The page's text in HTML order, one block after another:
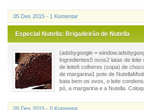
05 Des 2015 - 1 Komentar
Especial Nutella: Brigadeirão de Nutella
(adsbygoogle =
Ingredientes5 ovos2 latas de
de leite6 colheres (sopa) de
de margarina1 pote de
bata bem os ovos, o leite
pó, a margarina e a Nutella.
05 Des 2015 - 0 Komentar